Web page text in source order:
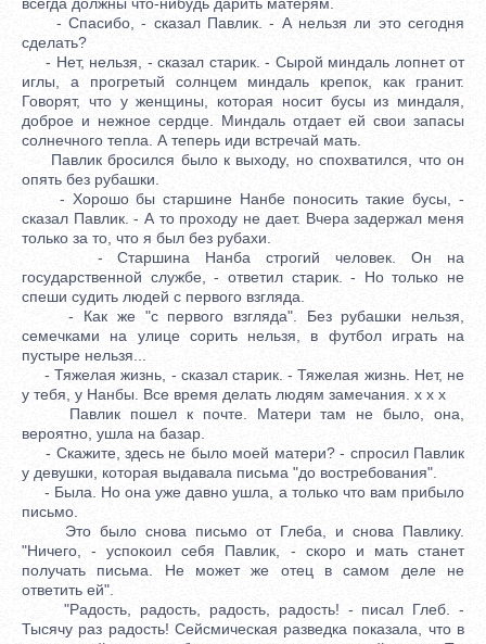
- Спасибо, - сказал Павлик. - А нельзя ли это сегодня
сделать?
- Нет, нельзя, - сказал старик. - Сырой миндаль лопнет от
иглы, а прогретый солнцем миндаль крепок, как гранит.
Говорят, что у женщины, которая носит бусы из миндаля,
доброе и нежное сердце. Миндаль отдает ей свои запасы
солнечного тепла. А теперь иди встречай мать.
Павлик бросился было к выходу, но спохватился, что он
опять без рубашки.
- Хорошо бы старшине Нанбе поносить такие бусы, -
сказал Павлик. - А то проходу не дает. Вчера задержал меня
только за то, что я был без рубахи.
- Старшина Нанба строгий человек. Он на
государственной службе, - ответил старик. - Но только не
спеши судить людей с первого взгляда.
- Как же "с первого взгляда". Без рубашки нельзя,
семечками на улице сорить нельзя, в футбол играть на
пустыре нельзя...
- Тяжелая жизнь, - сказал старик. - Тяжелая жизнь. Нет, не
у тебя, у Нанбы. Все время делать людям замечания. x x x
Павлик пошел к почте. Матери там не было, она,
вероятно, ушла на базар.
- Скажите, здесь не было моей матери? - спросил Павлик
у девушки, которая выдавала письма "до востребования".
- Была. Но она уже давно ушла, а только что вам прибыло
письмо.
Это было снова письмо от Глеба, и снова Павлику.
"Ничего, - успокоил себя Павлик, - скоро и мать станет
получать письма. Не может же отец в самом деле не
ответить ей".
"Радость, радость, радость, радость! - писал Глеб. -
Тысячу раз радость! Сейсмическая разведка показала, что в